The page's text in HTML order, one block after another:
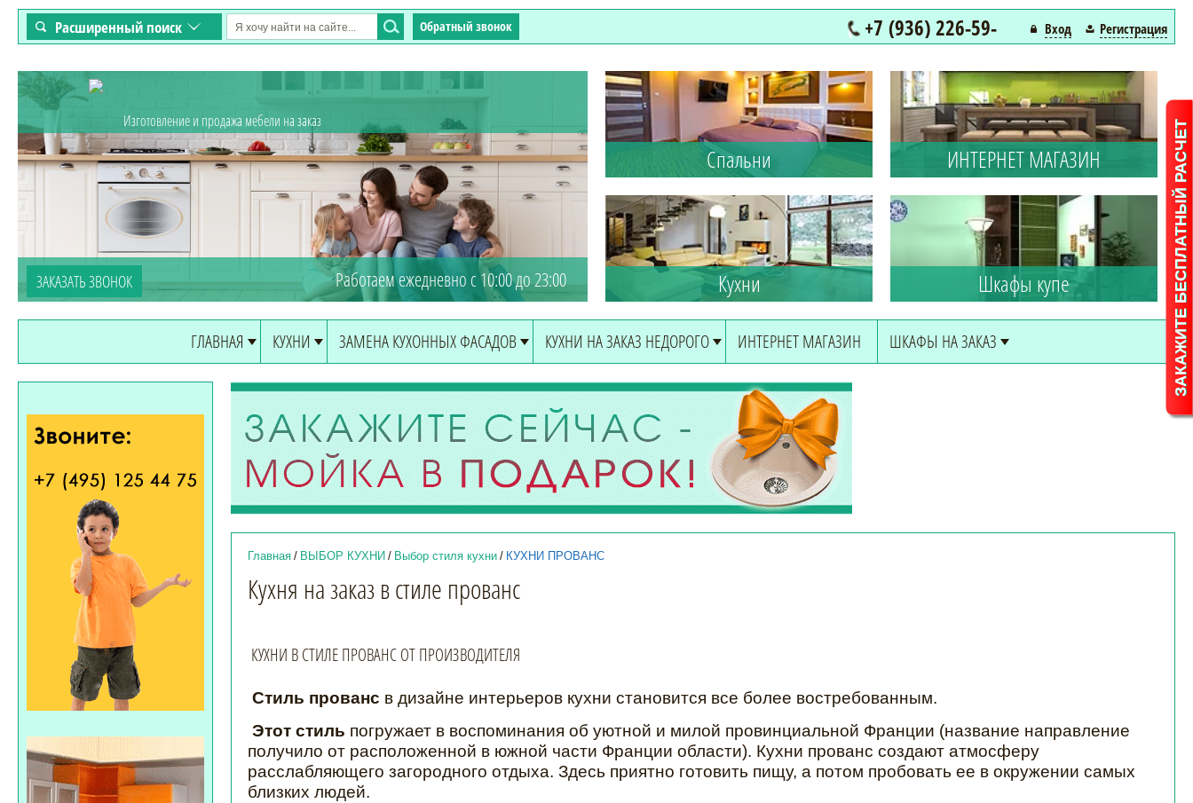
ЗАКАЖИТЕ БЕСПЛАТНЫЙ РАСЧЕТ
Расширенный поиск Обратный звонок +7 (936) 226-59-
22
Вход Регистрация
Изготовление и продажа мебели на заказ
ЗАКАЗАТЬ ЗВОНОК Работаем ежедневно с 10:00 до 23:00
Спальни ИНТЕРНЕТ МАГАЗИН
Кухни Шкафы купе
ГЛАВНАЯ КУХНИ ЗАМЕНА КУХОННЫХ ФАСАДОВ КУХНИ НА ЗАКАЗ НЕДОРОГО ИНТЕРНЕТ МАГАЗИН ШКАФЫ НА ЗАКАЗ
Главная / ВЫБОР КУХНИ / Выбор стиля кухни / КУХНИ ПРОВАНС
Кухня на заказ в стиле прованс
КУХНИ В СТИЛЕ ПРОВАНС ОТ ПРОИЗВОДИТЕЛЯ
Стиль прованс в дизайне интерьеров кухни становится все более востребованным.
Этот стиль погружает в воспоминания об уютной и милой провинциальной Франции (название направление
получило от расположенной в южной части Франции области). Кухни прованс создают атмосферу
расслабляющего загородного отдыха. Здесь приятно готовить пищу, а потом пробовать ее в окружении самых
близких людей.